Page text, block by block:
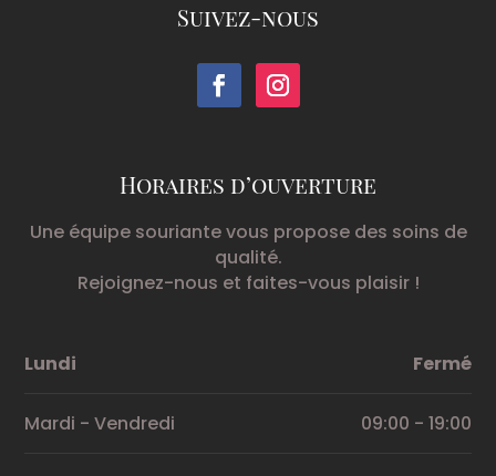
Suivez-nous
Horaires d’ouverture
Une équipe souriante vous propose des soins de
qualité.
Rejoignez-nous et faites-vous plaisir !
Lundi Fermé
Mardi - Vendredi 09:00 - 19:00